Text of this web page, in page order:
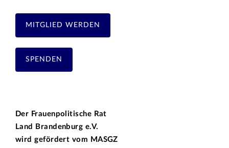
MITGLIED WERDEN
SPENDEN
Der Frauenpolitische Rat
Land Brandenburg e.V.
wird gefördert vom MASGZ